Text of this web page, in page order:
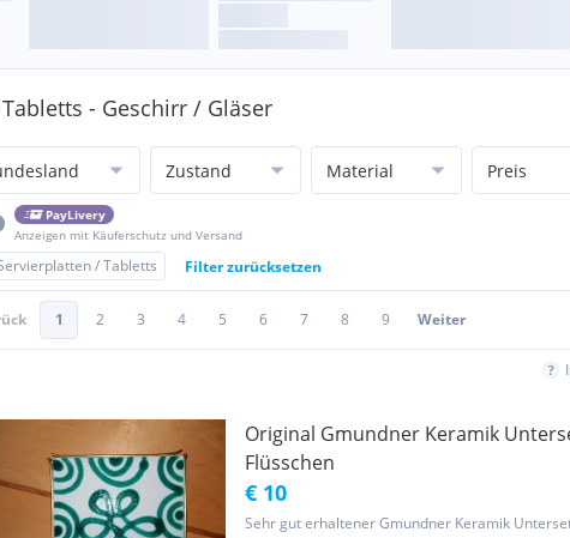
- Geschirr / Gläser
Zustand Material Preis
PayLivery
Anzeigen mit Käuferschutz und Versand
/ Tabletts Filter zurücksetzen
1 2 3 4 5 6 7 8 9 Weiter
Original Gmundner Keramik
Flüsschen
€ 10
Sehr gut erhaltener Gmundner Keramik